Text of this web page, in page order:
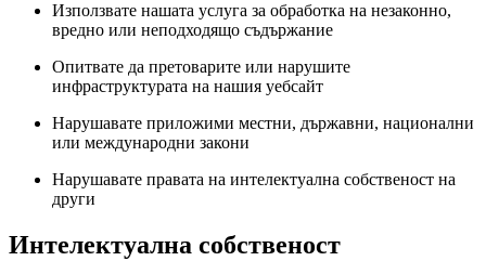
Използвате нашата услуга за обработка на незаконно,
вредно или неподходящо съдържание
Опитвате да претоварите или нарушите
инфраструктурата на нашия уебсайт
Нарушавате приложими местни, държавни, национални
или международни закони
Нарушавате правата на интелектуална собственост на
други
Интелектуална собственост